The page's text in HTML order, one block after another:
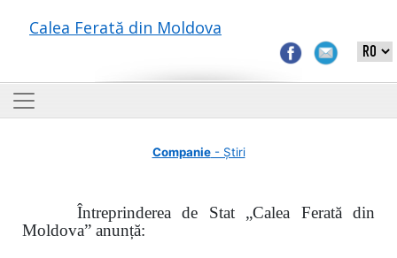
Calea Ferată din Moldova
Companie- Știri
Întreprinderea de Stat „Calea Ferată din
Moldova” anunță: